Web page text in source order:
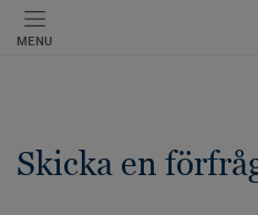
MENU
Skicka en